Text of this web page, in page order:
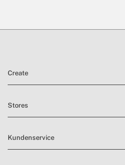
Create
Stores
Kundenservice